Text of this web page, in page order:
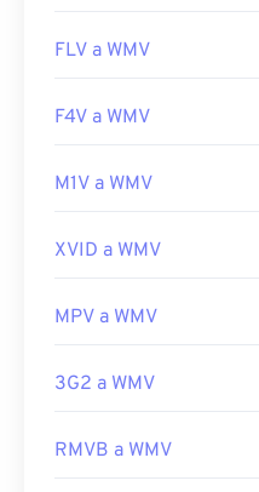
FLV a WMV
F4V a WMV
M1V a WMV
XVID a WMV
MPV a WMV
3G2 a WMV
RMVB a WMV